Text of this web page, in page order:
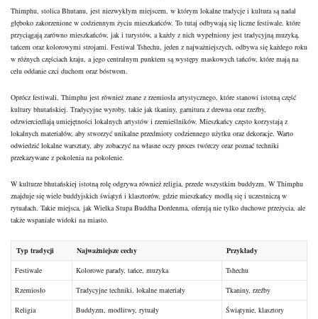
Thimphu, stolica Bhutanu, jest niezwykłym miejscem, w którym lokalne tradycje i kultura są nadal
głęboko zakorzenione w codziennym życiu mieszkańców. To tutaj odbywają się liczne festiwale, które
przyciągają zarówno mieszkańców, jak i turystów, a każdy z nich wypełniony jest tradycyjną muzyką,
tańcem oraz kolorowymi strojami. Festiwal Tshechu, jeden z najważniejszych, odbywa się każdego roku
w różnych częściach kraju, a jego centralnym punktem są występy maskowych tańców, które mają na
celu oddanie czci duchom oraz bóstwom.
Oprócz festiwali, Thimphu jest również znane z rzemiosła artystycznego, które stanowi istotną część
kultury bhutańskiej. Tradycyjne wyroby, takie jak tkaniny, garnitura z drewna oraz rzeźby,
odzwierciedlają umiejętności lokalnych artystów i rzemieślników. Mieszkańcy często korzystają z
lokalnych materiałów, aby stworzyć unikalne przedmioty codziennego użytku oraz dekoracje. Warto
odwiedzić lokalne warsztaty, aby zobaczyć na własne oczy proces twórczy oraz poznać techniki
przekazywane z pokolenia na pokolenie.
W kulturze bhutańskiej istotną rolę odgrywa również religia, przede wszystkim buddyzm. W Thimphu
znajduje się wiele buddyjskich świątyń i klasztorów, gdzie mieszkańcy modlą się i uczestniczą w
rytuałach. Takie miejsca, jak Wielka Stupa Buddha Dordenma, oferują nie tylko duchowe przeżycia, ale
także wspaniałe widoki na miasto.
Typ tradycji Najważniejsze cechy
Przykłady
Festiwale
Kolorowe parady, tańce, muzyka
Tshechu
Rzemiosło
Tradycyjne techniki, lokalne materiały
Tkaniny, rzeźby
Religia
Buddyzm, modlitwy, rytuały Świątynie, klasztory